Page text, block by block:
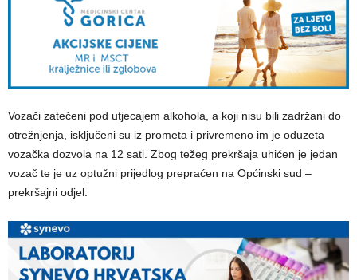
Vozači zatečeni pod utjecajem alkohola, a koji nisu bili zadržani do
otrežnjenja, isključeni su iz prometa i privremeno im je oduzeta
vozačka dozvola na 12 sati. Zbog težeg prekršaja uhićen je jedan
vozač te je uz optužni prijedlog prepraćen na Općinski sud –
prekršajni odjel.